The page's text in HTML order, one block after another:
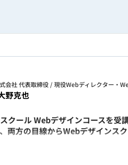
会社 代表取締役 / 現役Webディレクター・
野克也
クール Webデザインコースを受
両方の目線からWebデザインスク
・Photoshop・Canvaを活